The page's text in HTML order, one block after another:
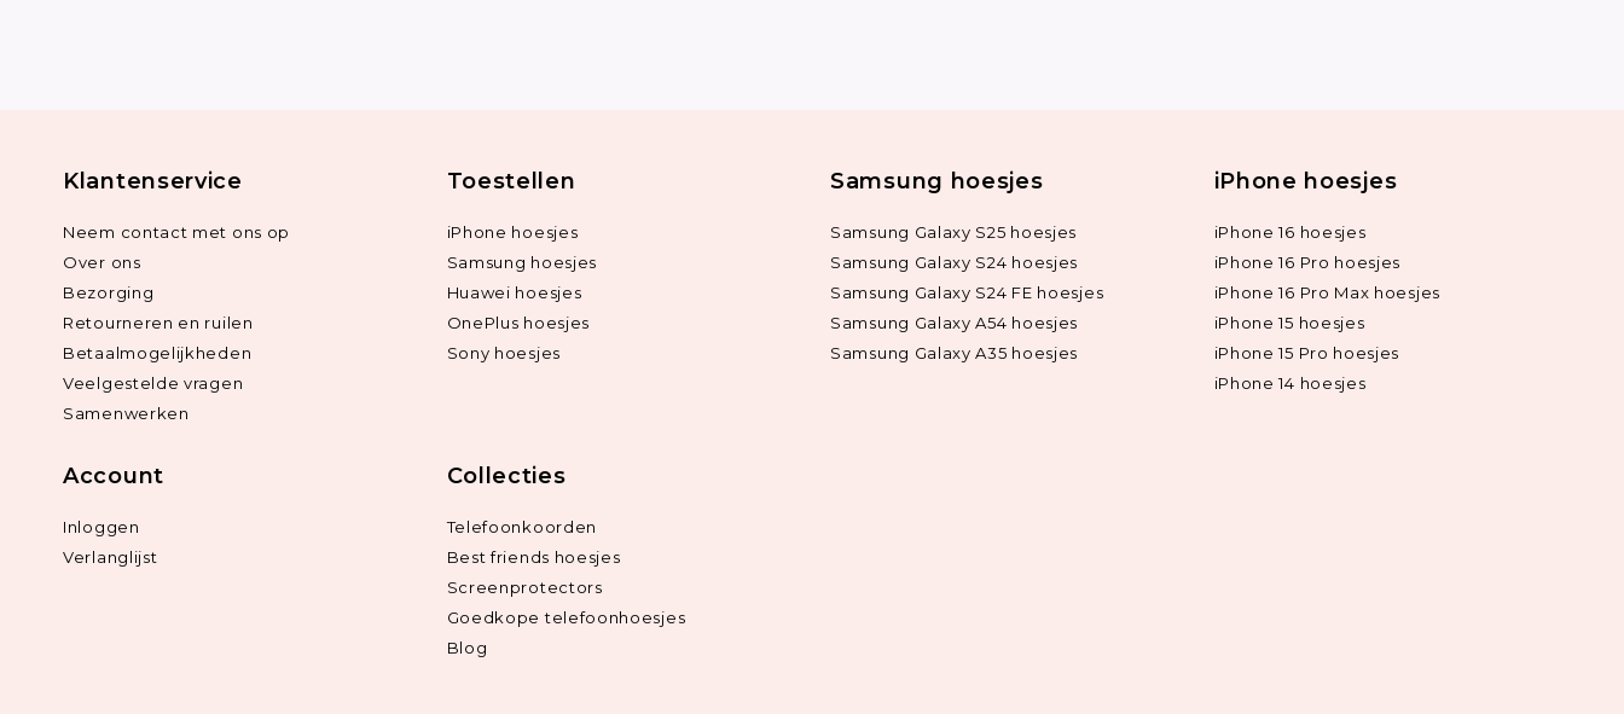
Klantenservice
Neem contact met ons op
Over ons
Bezorging
Retourneren en ruilen
Betaalmogelijkheden
Veelgestelde vragen
Samenwerken
Toestellen
iPhone hoesjes
Samsung hoesjes
Huawei hoesjes
OnePlus hoesjes
Sony hoesjes
Samsung hoesjes
Samsung Galaxy S25 hoesjes
Samsung Galaxy S24 hoesjes
Samsung Galaxy S24 FE hoesjes
Samsung Galaxy A54 hoesjes
Samsung Galaxy A35 hoesjes
iPhone hoesjes
iPhone 16 hoesjes
iPhone 16 Pro hoesjes
iPhone 16 Pro Max hoesjes
iPhone 15 hoesjes
iPhone 15 Pro hoesjes
iPhone 14 hoesjes
Account
Inloggen
Verlanglijst
Collecties
Telefoonkoorden
Best friends hoesjes
Screenprotectors
Goedkope telefoonhoesjes
Blog